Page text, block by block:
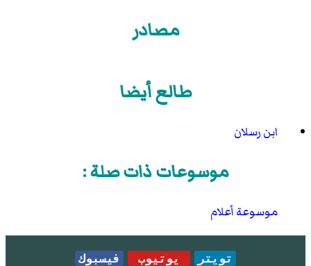
مصادر
طالع أيضا
ابن رسلان
موسوعات ذات صلة :
موسوعة أعلام
تويتر يوتيوب فيسبوك